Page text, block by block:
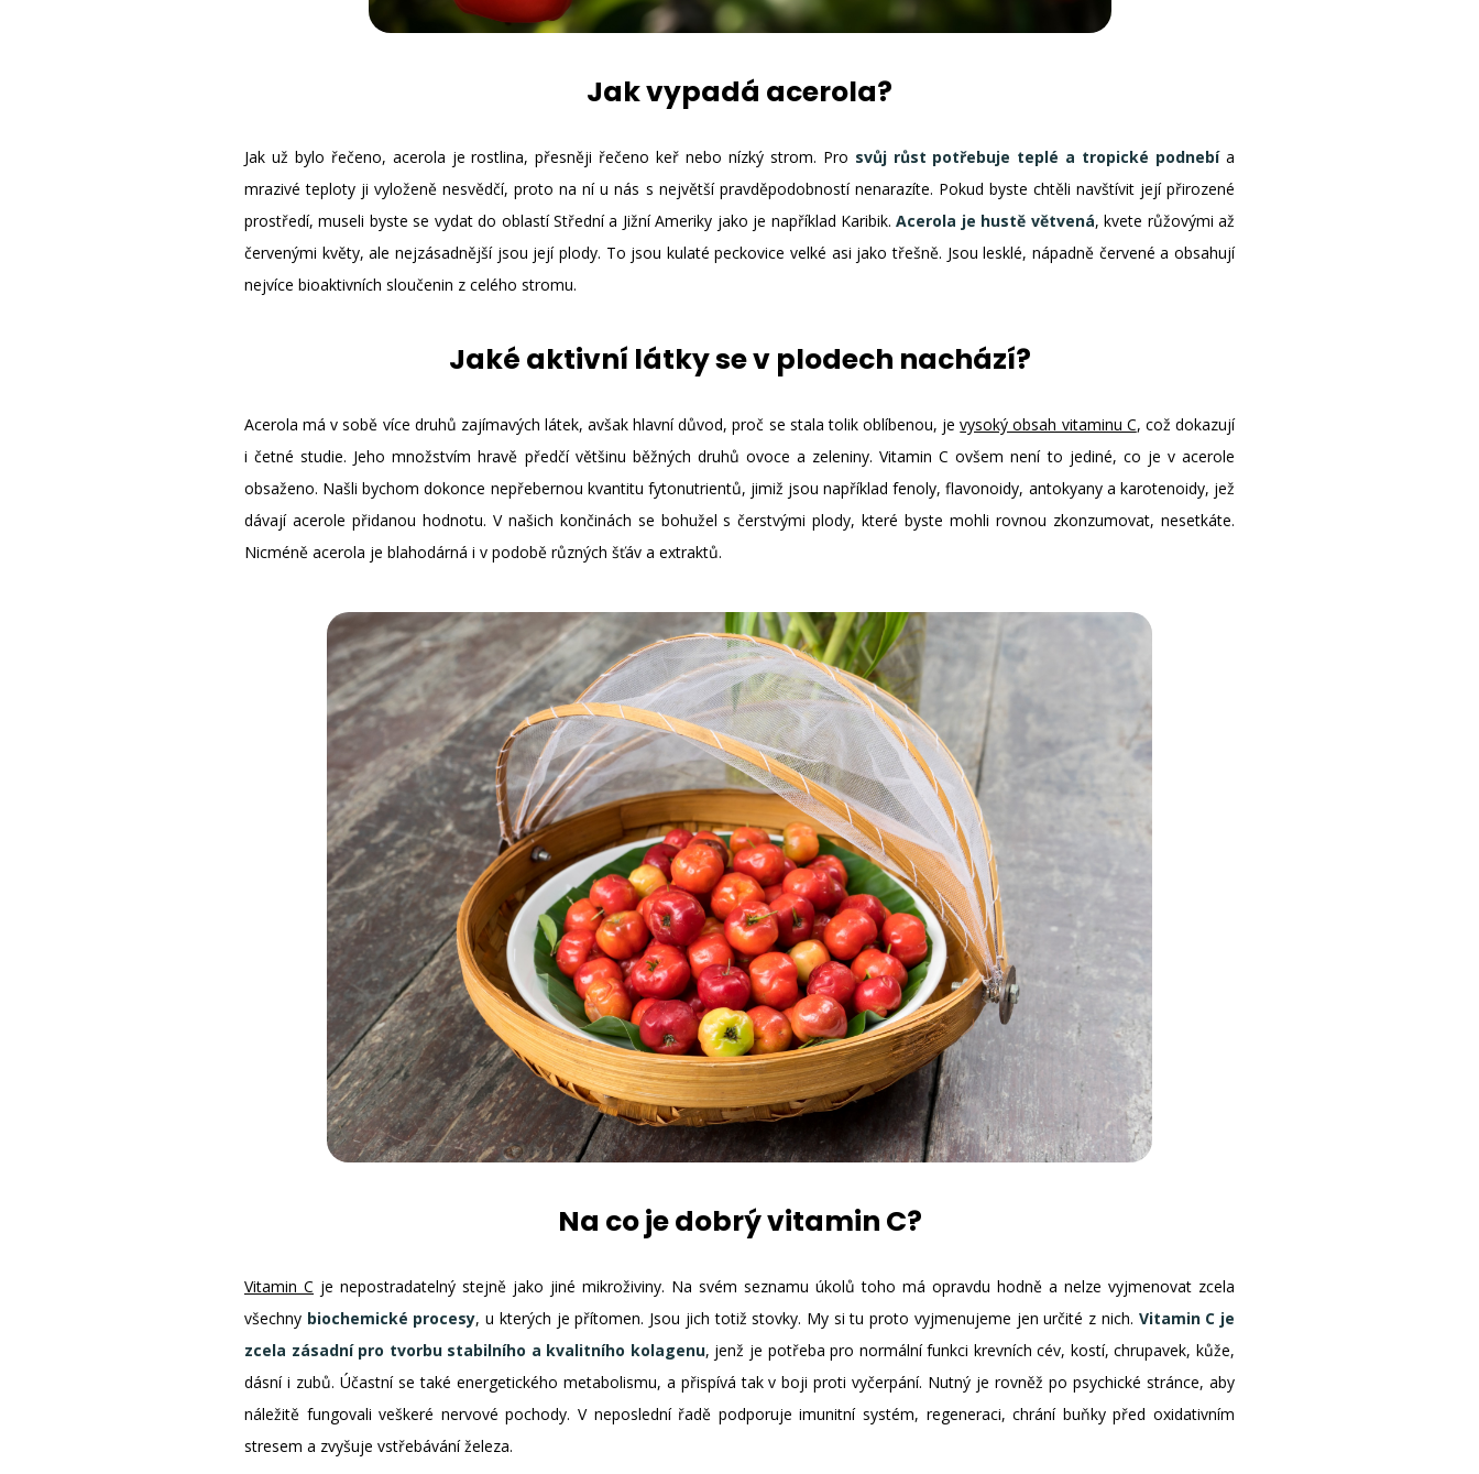
Jak vypadá acerola?
Jak už bylo řečeno, acerola je rostlina, přesněji řečeno keř nebo nízký strom. Pro svůj růst potřebuje teplé a tropické podnebía
mrazivé teploty ji vyloženě nesvědčí, proto na ní u nás s největší pravděpodobností nenarazíte. Pokud byste chtěli navštívit její přirozené
prostředí, museli byste se vydat do oblastí Střední a Jižní Ameriky jako je například Karibik.Acerola je hustě větvená, kvete růžovými až
červenými květy, ale nejzásadnější jsou její plody. To jsou kulaté peckovice velké asi jako třešně. Jsou lesklé, nápadně červené a obsahují
nejvíce bioaktivních sloučenin z celého stromu.
Jaké aktivní látky se v plodech nachází?
Acerola má v sobě více druhů zajímavých látek, avšak hlavní důvod, proč se stala tolik oblíbenou, jevysoký obsah vitaminu C, což dokazují
i četné studie. Jeho množstvím hravě předčí většinu běžných druhů ovoce a zeleniny. Vitamin C ovšem není to jediné, co je v acerole
obsaženo. Našli bychom dokonce nepřebernou kvantitu fytonutrientů, jimiž jsou například fenoly, flavonoidy, antokyany a karotenoidy, jež
dávají acerole přidanou hodnotu. V našich končinách se bohužel s čerstvými plody, které byste mohli rovnou zkonzumovat, nesetkáte.
Nicméně acerola je blahodárná i v podobě různých šťáv a extraktů.
Na co je dobrý vitamin C?
Vitamin C je nepostradatelný stejně jako jiné mikroživiny. Na svém seznamu úkolů toho má opravdu hodně a nelze vyjmenovat zcela
všechny biochemické procesy, u kterých je přítomen. Jsou jich totiž stovky. My si tu proto vyjmenujeme jen určité z nich. Vitamin C je
zcela zásadní pro tvorbu stabilního a kvalitního kolagenu, jenž je potřeba pro normální funkci krevních cév, kostí, chrupavek, kůže,
dásní i zubů. Účastní se také energetického metabolismu, a přispívá tak v boji proti vyčerpání. Nutný je rovněž po psychické stránce, aby
náležitě fungovali veškeré nervové pochody. V neposlední řadě podporuje imunitní systém, regeneraci, chrání buňky před oxidativním
stresem a zvyšuje vstřebávání železa.